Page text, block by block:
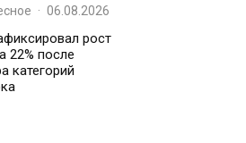
· 06.08.2026
рост
22% после
категорий